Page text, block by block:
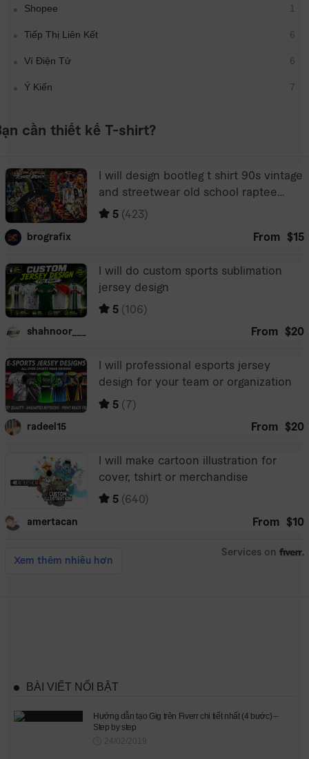
Shopee 1
Tiếp Thị Liên Kết 6
Ví Điện Tử 6
Ý Kiến 7
BÀI VIẾT NỔI BẬT
Hướng dẫn tạo Gig trên Fiverr chi tiết nhất (4 bước) –
Step by step
24/02/2019